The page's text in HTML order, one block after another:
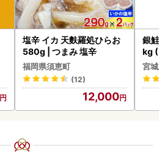
塩辛 イカ 天麩羅処ひらお
580g | つまみ 塩辛
福岡県須恵町
(12)
12,000
銀
kg
宮